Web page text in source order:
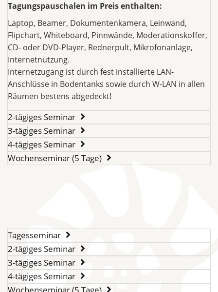
Tagungspauschalen im Preis enthalten:
Laptop, Beamer, Dokumentenkamera, Leinwand,
Flipchart, Whiteboard, Pinnwände, Moderationskoffer,
CD- oder DVD-Player, Rednerpult, Mikrofonanlage,
Internetnutzung.
Internetzugang ist durch fest installierte LAN-
Anschlüsse in Bodentanks sowie durch W-LAN in allen
Räumen bestens abgedeckt!
2-tägiges Seminar
3-tägiges Seminar
4-tägiges Seminar
Wochenseminar (5 Tage)
Tagesseminar
2-tägiges Seminar
3-tägiges Seminar
4-tägiges Seminar